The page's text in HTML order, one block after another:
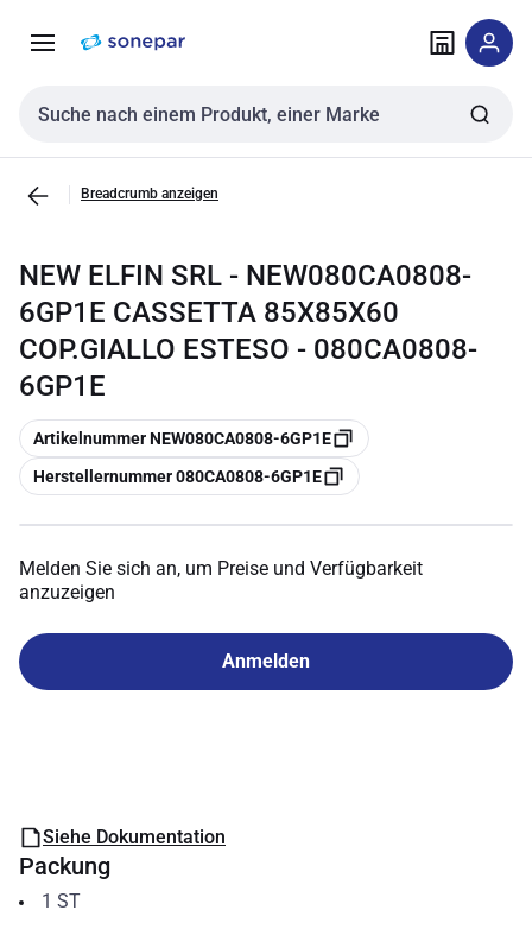
NavigationInhalt
Sucheingabe
Breadcrumb anzeigen
NEW ELFIN SRL - NEW080CA0808-
6GP1E CASSETTA 85X85X60
COP.GIALLO ESTESO - 080CA0808-
6GP1E
Kopieren
Artikelnummer NEW080CA0808-6GP1E
Kopieren
Herstellernummer 080CA0808-6GP1E
Melden Sie sich an, um Preise und Verfügbarkeit
anzuzeigen
Anmelden
Siehe Dokumentation
Packung
1 ST